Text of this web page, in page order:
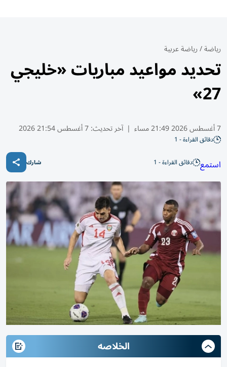
رياضة/رياضة عربية
تحديد مواعيد مباريات «خليجي
27»
7 أغسطس 2026 21:49 مساء | آخر تحديث:7 أغسطس 21:54 2026
دقائق القراءة - 1
استمع دقائق القراءة - 1 شارك
الخلاصه